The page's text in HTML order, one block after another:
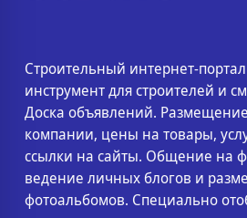
Строительный интернет-портал
инструмент для строителей и
Доска объявлений.
компании, цены на товары,
ссылки на сайты. Общение на
ведение личных блогов и
фотоальбомов. Специально